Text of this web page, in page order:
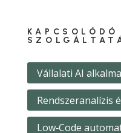
KAPCSOLÓDÓ
Vállalati AI
Rendszeranalízis
Low‑Code